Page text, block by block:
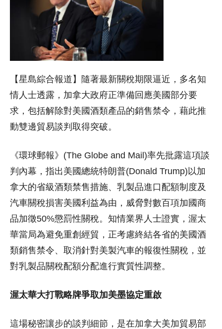
【星島綜合報道】隨著最新關稅期限逼近，多名知
情人士透露，加拿大政府正準備回應美國部分要
求，包括解除對美國酒類產品的銷售禁令，藉此推
動雙邊貿易談判取得突破。
《環球郵報》(The Globe and Mail)率先批露這項談
判內幕，指出美國總統特朗普(Donald Trump)以加
拿大的省級酒類禁售措施、乳製品進口配額制度及
汽車關稅損害美國利益為由，威脅對數百項加國商
品加徵50%懲罰性關稅。知情業界人士證實，渥太
華當局為避免重創經貿，正考慮終結各省的美國酒
類銷售禁令、取消針對美製汽車的報復性關稅，並
對乳製品關稅配額分配進行實質性調整。
渥太華大打戰略牌爭取加美墨協定重啟
這場秘密讓步的談判細節，是在加拿大美加貿易部